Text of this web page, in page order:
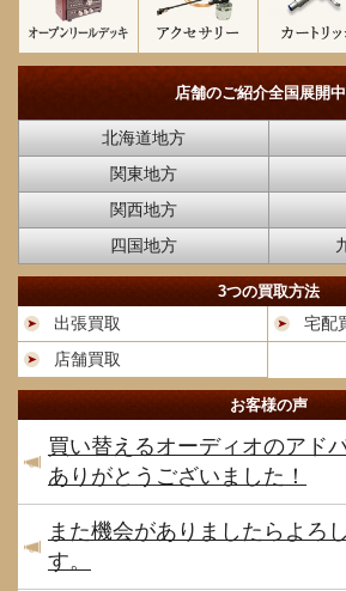
店舗のご紹介全国展開中
北海道地方
関東地方
関西地方
四国地方
3つの買取方法
出張買取
宅配
店舗買取
お客様の声
買い替えるオーディオのアド
ありがとうございました！
また機会がありましたらよろ
す。